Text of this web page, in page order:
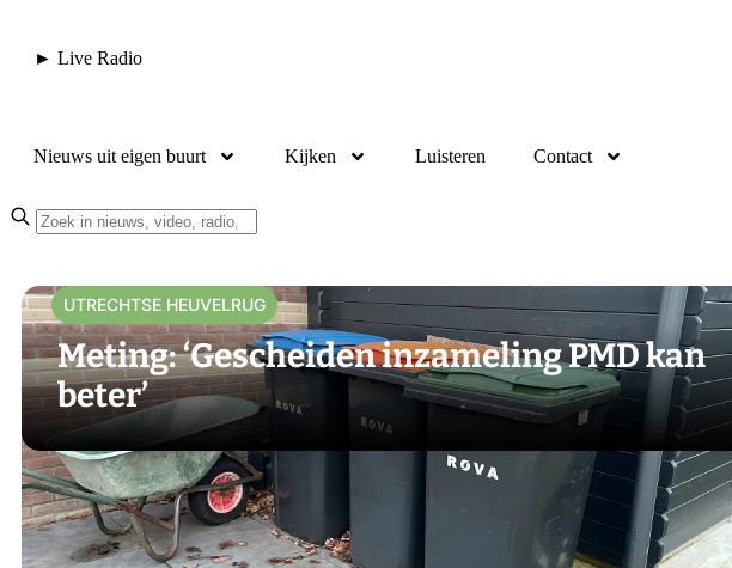
► Live Radio
Nieuws uit eigen buurt Kijken Luisteren Contact
UTRECHTSE HEUVELRUG
Meting: ‘Gescheiden inzameling PMD kan
beter’